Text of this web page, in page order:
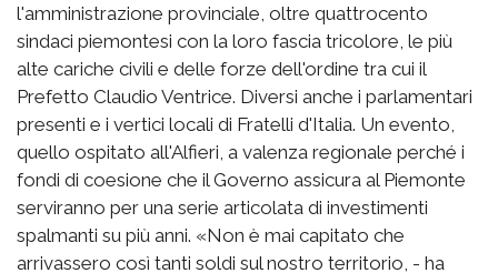
l'amministrazione provinciale, oltre quattrocento
sindaci piemontesi con la loro fascia tricolore, le più
alte cariche civili e delle forze dell'ordine tra cui il
Prefetto Claudio Ventrice. Diversi anche i parlamentari
presenti e i vertici locali di Fratelli d'Italia. Un evento,
quello ospitato all'Alfieri, a valenza regionale perché i
fondi di coesione che il Governo assicura al Piemonte
serviranno per una serie articolata di investimenti
spalmanti su più anni. «Non è mai capitato che
arrivassero così tanti soldi sul nostro territorio, - ha